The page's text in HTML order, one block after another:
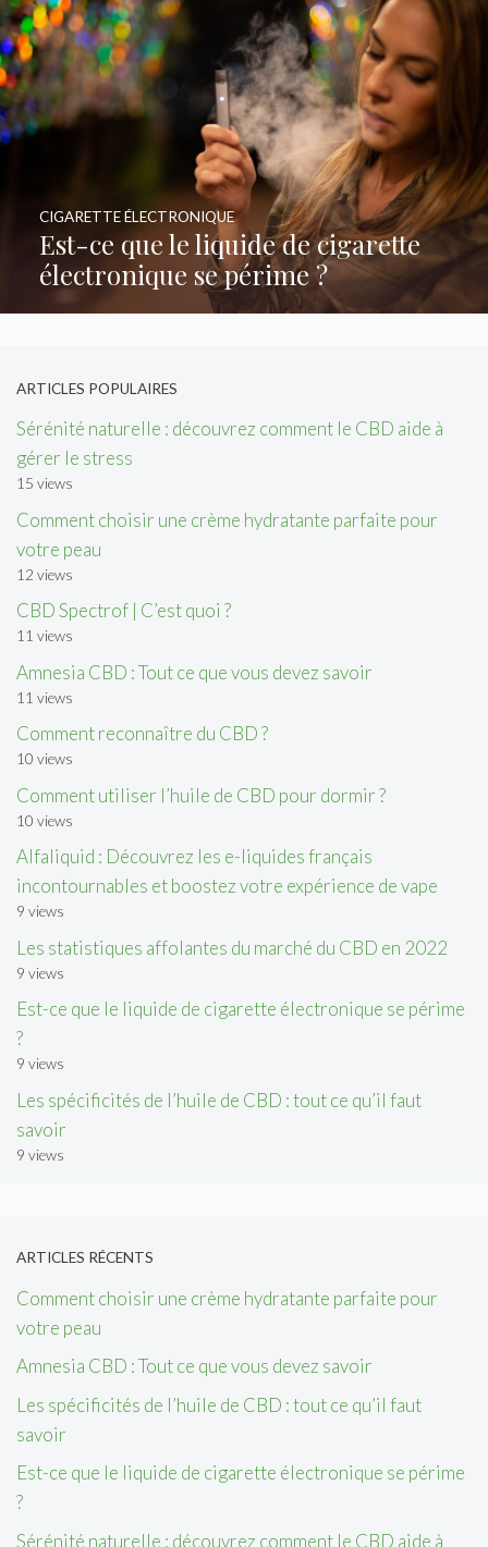
Est-ce que le liquide de cigarette
électronique se périme ?
CIGARETTE ÉLECTRONIQUE
ARTICLES POPULAIRES
Sérénité naturelle : découvrez comment le CBD aide à
gérer le stress
15 views
Comment choisir une crème hydratante parfaite pour
votre peau
12 views
CBD Spectrof | C’est quoi ?
11 views
Amnesia CBD : Tout ce que vous devez savoir
11 views
Comment reconnaître du CBD ?
10 views
Comment utiliser l’huile de CBD pour dormir ?
10 views
Alfaliquid : Découvrez les e-liquides français
incontournables et boostez votre expérience de vape
9 views
Les statistiques affolantes du marché du CBD en 2022
9 views
Est-ce que le liquide de cigarette électronique se périme
?
9 views
Les spécificités de l’huile de CBD : tout ce qu’il faut
savoir
9 views
ARTICLES RÉCENTS
Comment choisir une crème hydratante parfaite pour
votre peau
Amnesia CBD : Tout ce que vous devez savoir
Les spécificités de l’huile de CBD : tout ce qu’il faut
savoir
Est-ce que le liquide de cigarette électronique se périme
?
Sérénité naturelle : découvrez comment le CBD aide à